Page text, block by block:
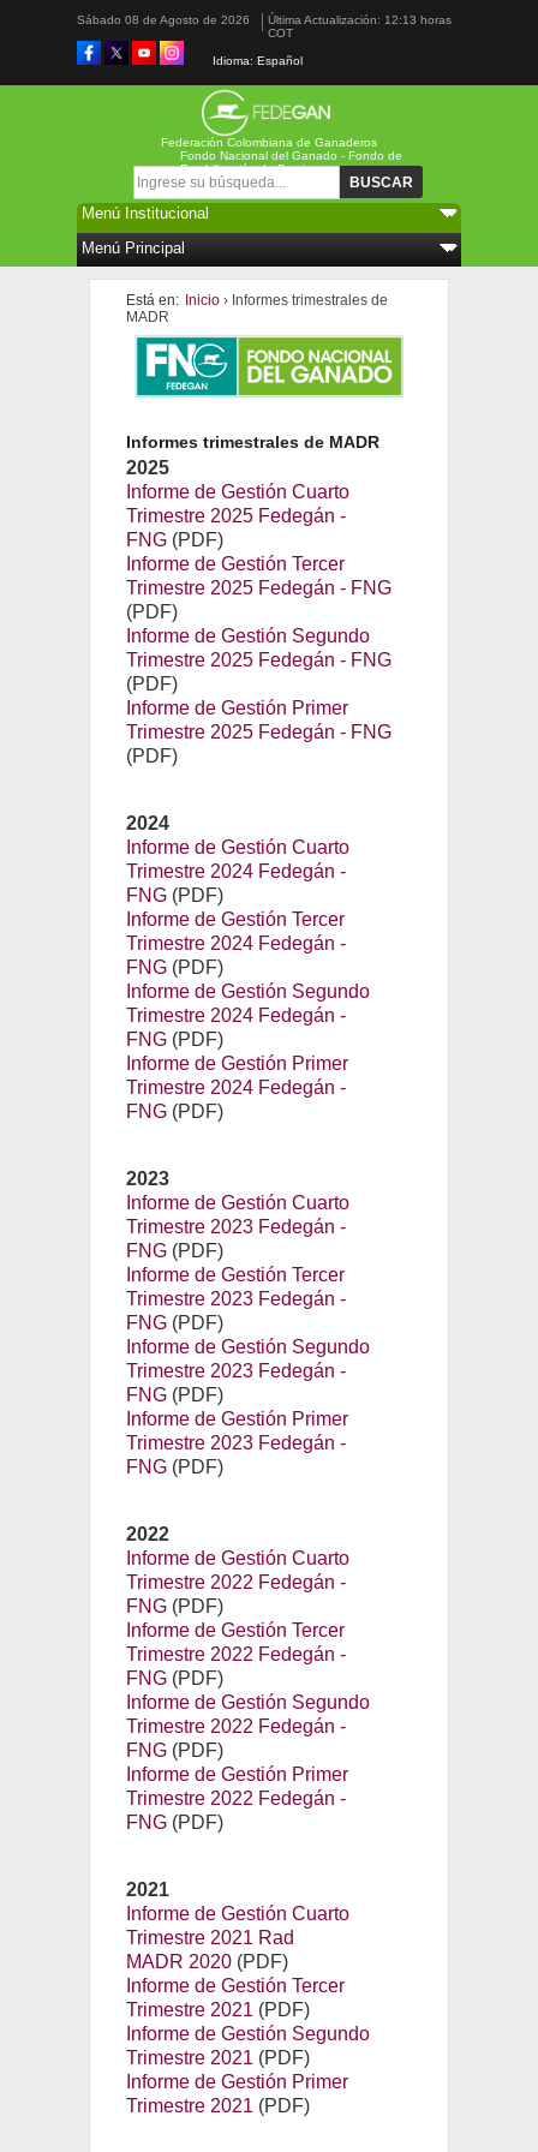
Sábado 08 de Agosto de 2026
Última Actualización: 12:13 horas
COT
Idioma: Español
Federación Colombiana de Ganaderos
Formulario de búsqueda
Fondo Nacional del Ganado - Fondo de
Estabilización de Precios
Está en: Inicio› Informes trimestrales de
MADR
Informes trimestrales de MADR
2025
Informe de Gestión Cuarto
Trimestre 2025 Fedegán -
FNG(PDF)
Informe de Gestión Tercer
Trimestre 2025 Fedegán - FNG
(PDF)
Informe de Gestión Segundo
Trimestre 2025 Fedegán - FNG
(PDF)
Informe de Gestión Primer
Trimestre 2025 Fedegán - FNG
(PDF)
2024
Informe de Gestión Cuarto
Trimestre 2024 Fedegán -
FNG(PDF)
Informe de Gestión Tercer
Trimestre 2024 Fedegán -
FNG(PDF)
Informe de Gestión Segundo
Trimestre 2024 Fedegán -
FNG(PDF)
Informe de Gestión Primer
Trimestre 2024 Fedegán -
FNG(PDF)
2023
Informe de Gestión Cuarto
Trimestre 2023 Fedegán -
FNG(PDF)
Informe de Gestión Tercer
Trimestre 2023 Fedegán -
FNG(PDF)
Informe de Gestión Segundo
Trimestre 2023 Fedegán -
FNG(PDF)
Informe de Gestión Primer
Trimestre 2023 Fedegán -
FNG(PDF)
2022
Informe de Gestión Cuarto
Trimestre 2022 Fedegán -
FNG(PDF)
Informe de Gestión Tercer
Trimestre 2022 Fedegán -
FNG(PDF)
Informe de Gestión Segundo
Trimestre 2022 Fedegán -
FNG(PDF)
Informe de Gestión Primer
Trimestre 2022 Fedegán -
FNG(PDF)
2021
Informe de Gestión Cuarto
Trimestre 2021 Rad
MADR 2020(PDF)
Informe de Gestión Tercer
Trimestre 2021 (PDF)
Informe de Gestión Segundo
Trimestre 2021 (PDF)
Informe de Gestión Primer
Trimestre 2021 (PDF)